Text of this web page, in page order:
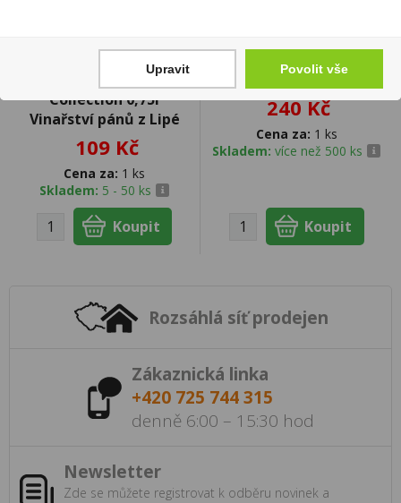
Cabernet Sauvignon
rosé Amethyst
Collection 0,75l
Vinařství pánů z Lipé
109 Kč
Cena za: 1 ks
Skladem: 5 - 50 ks
Pod Syx Exotic Fruits
16,5mg/ml
240 Kč
Cena za: 1 ks
Skladem: více než 500 ks
Rozsáhlá síť prodejen
Zákaznická linka
+420 725 744 315
denně 6:00 – 15:30 hod
Newsletter
Zde se můžete registrovat k odběru novinek a
Upravit Povolit vše